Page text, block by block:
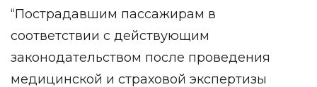
“Пострадавшим пассажирам в
соответствии с действующим
законодательством после проведения
медицинской и страховой экспертизы